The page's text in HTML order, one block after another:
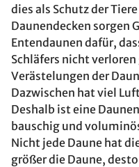
dies als Schutz der
Daunendecken sorgen
Entendaunen dafür,
Schläfers nicht
Verästelungen der
Dazwischen hat viel
Deshalb ist eine
bauschig und
Nicht jede Daune hat
größer die Daune,